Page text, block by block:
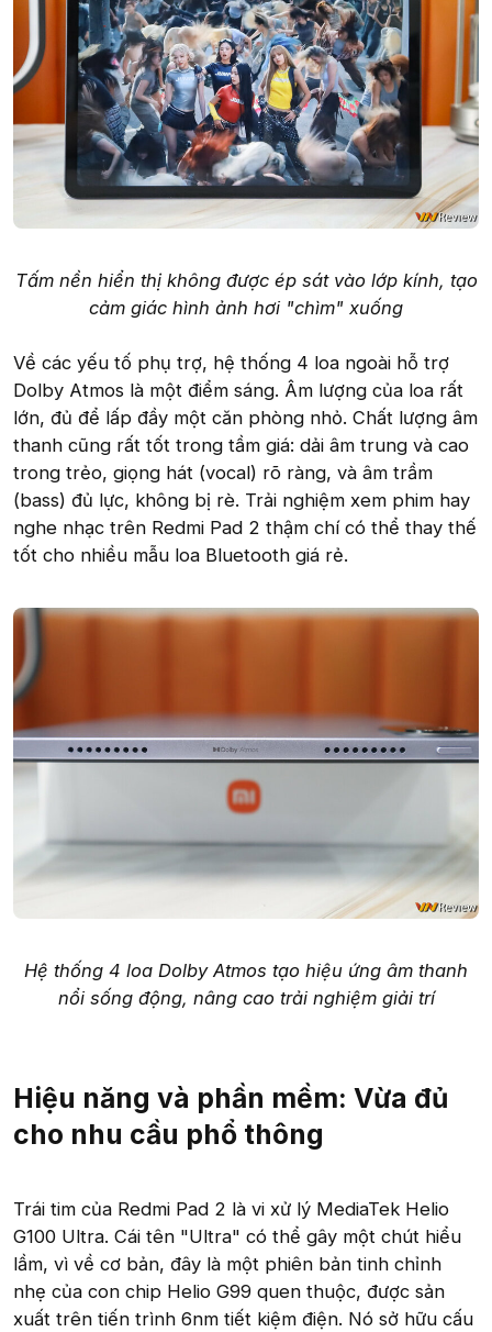
Tấm nền hiển thị không được ép sát vào lớp kính, tạo
cảm giác hình ảnh hơi "chìm" xuống
Về các yếu tố phụ trợ, hệ thống 4 loa ngoài hỗ trợ
Dolby Atmos là một điểm sáng. Âm lượng của loa rất
lớn, đủ để lấp đầy một căn phòng nhỏ. Chất lượng âm
thanh cũng rất tốt trong tầm giá: dải âm trung và cao
trong trẻo, giọng hát (vocal) rõ ràng, và âm trầm
(bass) đủ lực, không bị rè. Trải nghiệm xem phim hay
nghe nhạc trên Redmi Pad 2 thậm chí có thể thay thế
tốt cho nhiều mẫu loa Bluetooth giá rẻ.
Hệ thống 4 loa Dolby Atmos tạo hiệu ứng âm thanh
nổi sống động, nâng cao trải nghiệm giải trí
Hiệu năng và phần mềm: Vừa đủ
cho nhu cầu phổ thông
Trái tim của Redmi Pad 2 là vi xử lý MediaTek Helio
G100 Ultra. Cái tên "Ultra" có thể gây một chút hiểu
lầm, vì về cơ bản, đây là một phiên bản tinh chỉnh
nhẹ của con chip Helio G99 quen thuộc, được sản
xuất trên tiến trình 6nm tiết kiệm điện. Nó sở hữu cấu